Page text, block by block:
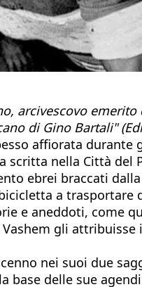
arcivescovo
di Gino Bartali"
affiorata
nella Città
ebrei braccati
a trasportare
e aneddoti, come
gli
nei suoi due
base delle sue